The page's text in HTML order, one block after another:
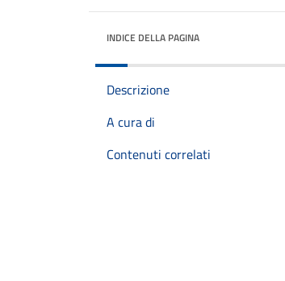
INDICE DELLA PAGINA
Descrizione
A cura di
Contenuti correlati